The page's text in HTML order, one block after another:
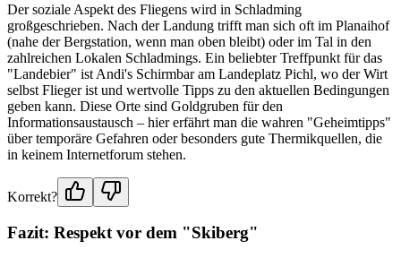
Der soziale Aspekt des Fliegens wird in Schladming
großgeschrieben. Nach der Landung trifft man sich oft im Planaihof
(nahe der Bergstation, wenn man oben bleibt) oder im Tal in den
zahlreichen Lokalen Schladmings. Ein beliebter Treffpunkt für das
"Landebier" ist Andi's Schirmbar am Landeplatz Pichl, wo der Wirt
selbst Flieger ist und wertvolle Tipps zu den aktuellen Bedingungen
geben kann. Diese Orte sind Goldgruben für den
Informationsaustausch – hier erfährt man die wahren "Geheimtipps"
über temporäre Gefahren oder besonders gute Thermikquellen, die
in keinem Internetforum stehen.
Korrekt?
Fazit: Respekt vor dem "Skiberg"